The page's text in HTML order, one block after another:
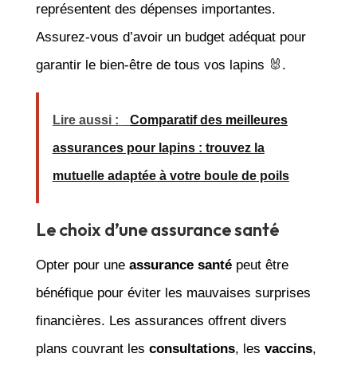
représentent des dépenses importantes.
Assurez-vous d’avoir un budget adéquat pour
garantir le bien-être de tous vos lapins 🐰.
Lire aussi : Comparatif des meilleures
assurances pour lapins : trouvez la
mutuelle adaptée à votre boule de poils
Le choix d’une assurance santé
Opter pour une assurance santépeut être
bénéfique pour éviter les mauvaises surprises
financières. Les assurances offrent divers
plans couvrant les consultations, les vaccins,